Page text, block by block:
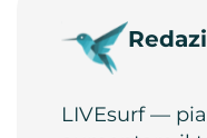
LIVEsurf —